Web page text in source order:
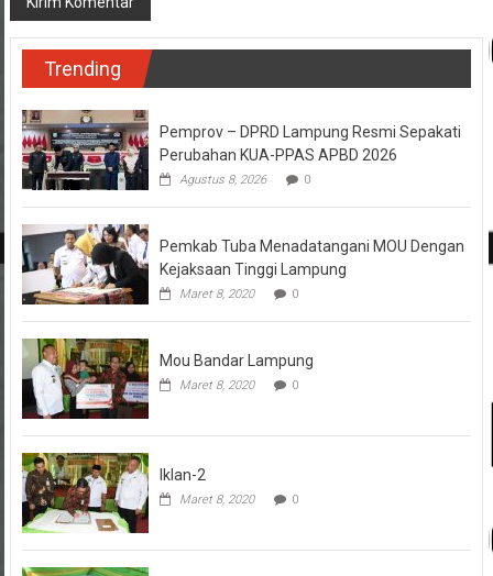
Trending
Pemprov – DPRD Lampung Resmi Sepakati
Perubahan KUA-PPAS APBD 2026
Agustus 8, 2026 0
Pemkab Tuba Menadatangani MOU Dengan
Kejaksaan Tinggi Lampung
Maret 8, 2020 0
Mou Bandar Lampung
Maret 8, 2020 0
Iklan-2
Maret 8, 2020 0